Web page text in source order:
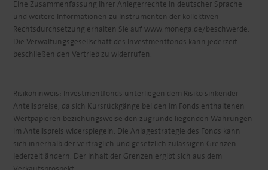
Eine Zusammenfassung Ihrer Anlegerrechte in deutscher Sprache
und weitere Informationen zu Instrumenten der kollektiven
Rechtsdurchsetzung erhalten Sie auf www.monega.de/beschwerde.
Die Verwaltungsgesellschaft des Investmentfonds kann jederzeit
beschließen den Vertrieb zu widerrufen.
Risikohinweis: Investmentfonds unterliegen dem Risiko sinkender
Anteilspreise, da sich Kursrückgänge bei den im Fonds enthaltenen
Wertpapieren beziehungsweise den zugrunde liegenden Währungen
im Anteilspreis widerspiegeln. Die Anlagestrategie des Fonds kann
sich innerhalb der vertraglich und gesetzlich zulässigen Grenzen
jederzeit ändern. Der Inhalt der Grenzen ergibt sich aus dem